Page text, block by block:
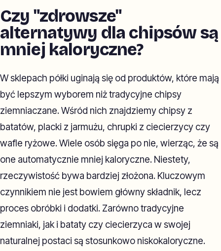
Czy "zdrowsze"
alternatywy dla chipsów są
mniej kaloryczne?
W sklepach półki uginają się od produktów, które mają
być lepszym wyborem niż tradycyjne chipsy
ziemniaczane. Wśród nich znajdziemy chipsy z
batatów, placki z jarmużu, chrupki z ciecierzycy czy
wafle ryżowe. Wiele osób sięga po nie, wierząc, że są
one automatycznie mniej kaloryczne. Niestety,
rzeczywistość bywa bardziej złożona. Kluczowym
czynnikiem nie jest bowiem główny składnik, lecz
proces obróbki i dodatki. Zarówno tradycyjne
ziemniaki, jak i bataty czy ciecierzyca w swojej
naturalnej postaci są stosunkowo niskokaloryczne.